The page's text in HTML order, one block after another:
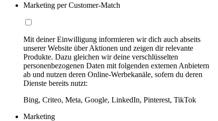
Marketing per Customer-Match
Mit deiner Einwilligung informieren wir dich auch abseits
unserer Website über Aktionen und zeigen dir relevante
Produkte. Dazu gleichen wir deine verschlüsselten
personenbezogenen Daten mit folgenden externen Anbietern
ab und nutzen deren Online-Werbekanäle, sofern du deren
Dienste bereits nutzt:
Bing, Criteo, Meta, Google, LinkedIn, Pinterest, TikTok
Marketing